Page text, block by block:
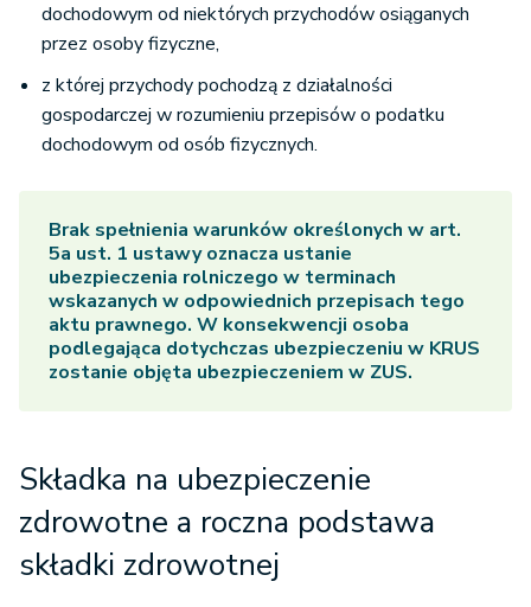
dochodowym od niektórych przychodów osiąganych
przez osoby fizyczne,
z której przychody pochodzą z działalności
gospodarczej w rozumieniu przepisów o podatku
dochodowym od osób fizycznych.
Brak spełnienia warunków określonych w art.
5a ust. 1 ustawy oznacza ustanie
ubezpieczenia rolniczego w terminach
wskazanych w odpowiednich przepisach tego
aktu prawnego. W konsekwencji osoba
podlegająca dotychczas ubezpieczeniu w KRUS
zostanie objęta ubezpieczeniem w ZUS.
Składka na ubezpieczenie
zdrowotne a roczna podstawa
składki zdrowotnej